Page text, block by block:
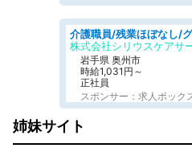
岩手県 奥州市
時給1,031円～
正社員
スポンサー：求人ボック
姉妹サイト